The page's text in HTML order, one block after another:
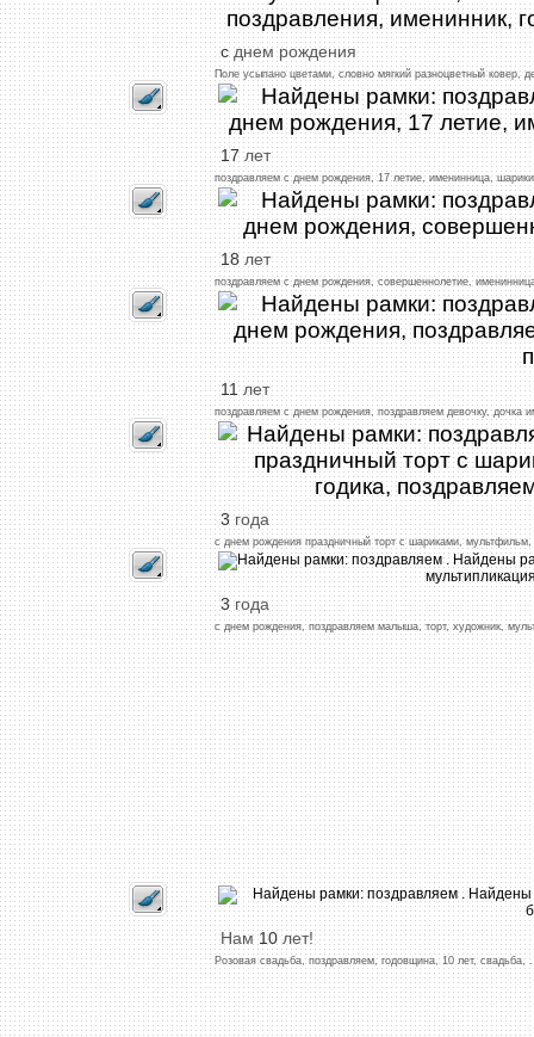
сднем рождения
Поле усыпано цветами, словно мягкий разноцветный ковер,
17лет
поздравляемс днем рождения, 17 летие, именинница,
18лет
поздравляемс днем рождения, совершеннолетие,
11лет
поздравляемс днем рождения, поздравляем девочку, дочка
3года
с днем рождения праздничный тортс шариками, мультфильм,
3года
с днем рождения, поздравляем малыша, торт, художник, мульт
Нам10лет!
Розовая свадьба, поздравляем, годовщина, 10 лет, свадьба,